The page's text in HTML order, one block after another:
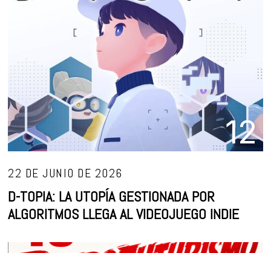
12
22 DE JUNIO DE 2026
D-TOPIA: LA UTOPÍA GESTIONADA POR
ALGORITMOS LLEGA AL VIDEOJUEGO INDIE